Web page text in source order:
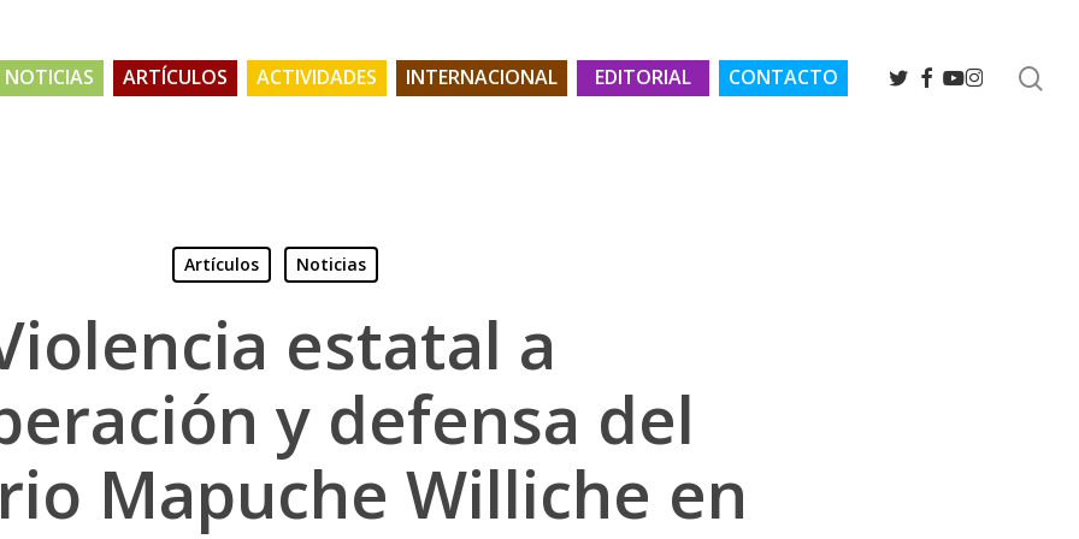
NOTICIAS ARTÍCULOS ACTIVIDADES INTERNACIONAL EDITORIAL CONTACTO TWITTER
FACEBOOK
YOUTUBE
INSTAGRAM
Artículos Noticias
estatal a
y defensa del
Mapuche Williche en